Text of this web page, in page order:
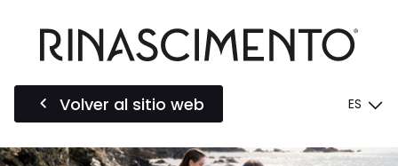
Volver al sitio web ES